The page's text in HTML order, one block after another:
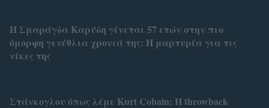
Η Σμαράγδα Καρύδη γίνεται 57 ετών στην πιο
όμορφη γενέθλια χρονιά της: Η μαρτυρία για τις
νίκες της
Στάνκογλου όπως λέμε Kurt Cobain: H throwback